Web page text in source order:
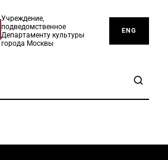
Учреждение,
подведомственное
Департаменту культуры
города Москвы
ENG